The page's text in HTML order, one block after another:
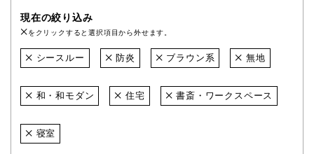
現在の絞り込み
をクリックすると選択項目から外せます。
シースルー 防炎 ブラウン系 無地
和・和モダン 住宅 書斎・ワークスペース
寝室